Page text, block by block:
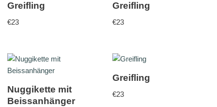
Greifling
€23
Greifling
€23
Nuggikette mit
Beissanhänger
Greifling
€23